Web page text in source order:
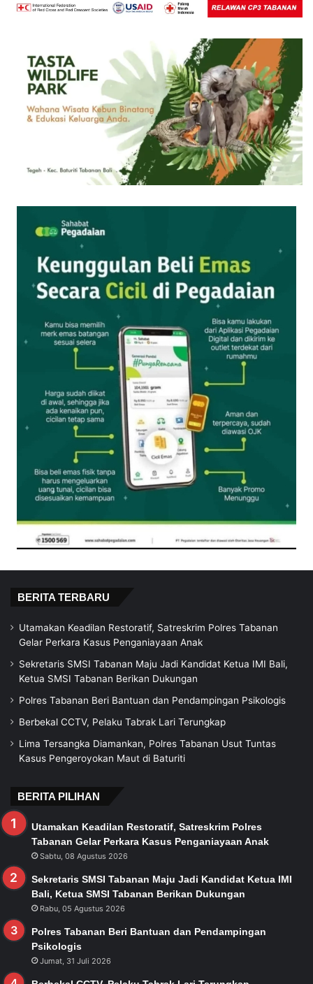
BERITA TERBARU
Utamakan Keadilan Restoratif, Satreskrim Polres Tabanan
Gelar Perkara Kasus Penganiayaan Anak
Sekretaris SMSI Tabanan Maju Jadi Kandidat Ketua IMI Bali,
Ketua SMSI Tabanan Berikan Dukungan
Polres Tabanan Beri Bantuan dan Pendampingan Psikologis
Berbekal CCTV, Pelaku Tabrak Lari Terungkap
Lima Tersangka Diamankan, Polres Tabanan Usut Tuntas
Kasus Pengeroyokan Maut di Baturiti
BERITA PILIHAN
Utamakan Keadilan Restoratif, Satreskrim Polres
Tabanan Gelar Perkara Kasus Penganiayaan Anak
Sabtu, 08 Agustus 2026
Sekretaris SMSI Tabanan Maju Jadi Kandidat Ketua IMI
Bali, Ketua SMSI Tabanan Berikan Dukungan
Rabu, 05 Agustus 2026
Polres Tabanan Beri Bantuan dan Pendampingan
Psikologis
Jumat, 31 Juli 2026